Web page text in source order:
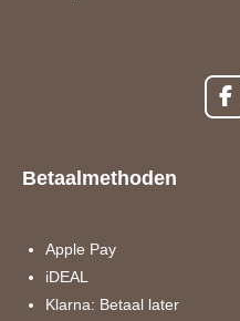
F
a
Betaalmethoden
Apple Pay
iDEAL
Klarna: Betaal later